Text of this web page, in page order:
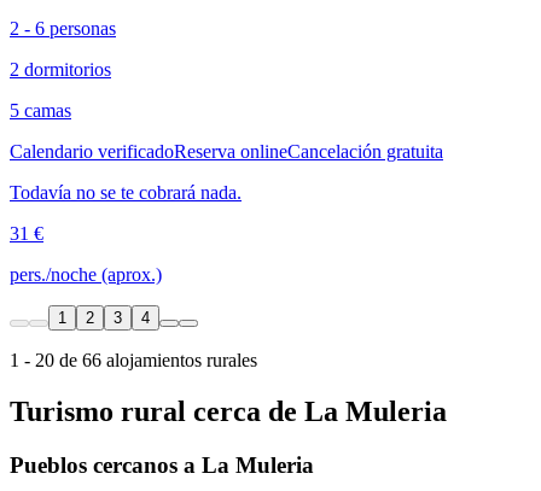
2 - 6 personas
2 dormitorios
5 camas
Calendario verificadoReserva onlineCancelación gratuita
Todavía no se te cobrará nada.
31 €
pers./noche (aprox.)
1 2 3 4
1 - 20 de 66 alojamientos rurales
Turismo rural cerca de La Muleria
Pueblos cercanos a La Muleria